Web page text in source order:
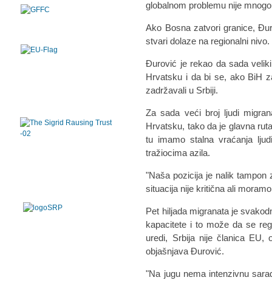
globalnom problemu nije
Ako Bosna zatvori granice,
stvari dolaze na regionalni nivo.
Đurović je rekao da sada
Hrvatsku i da bi se, ako BiH
zadržavali u Srbiji.
Za sada veći broj ljudi
Hrvatsku, tako da je glavna
tu imamo stalna vraćanja
tražiocima azila.
"Naša pozicija je nalik tampon
situacija nije kritična ali
Pet hiljada migranata je
kapacitete i to može da se
uredi, Srbija nije članica EU,
objašnjava Đurović.
"Na jugu nema intenzivnu